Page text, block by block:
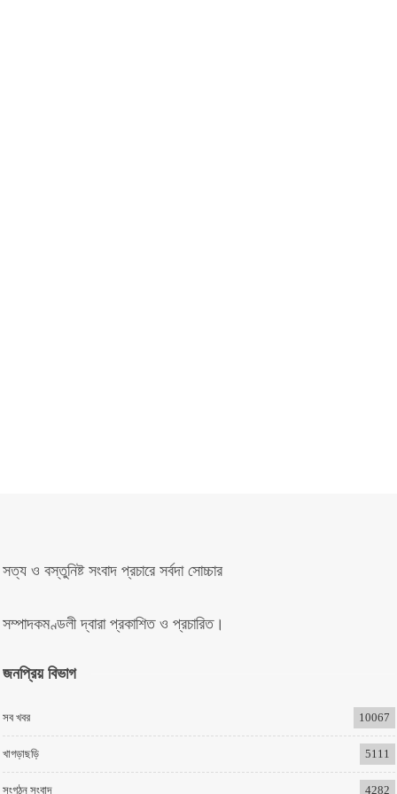
সত্য ও বস্তুনিষ্ট সংবাদ প্রচারে সর্বদা সোচ্চার
সম্পাদকমণ্ডলী দ্বারা প্রকাশিত ও প্রচারিত।
জনপ্রিয় বিভাগ
সব খবর 10067
খাগড়াছড়ি 5111
সংগঠন সংবাদ 4282